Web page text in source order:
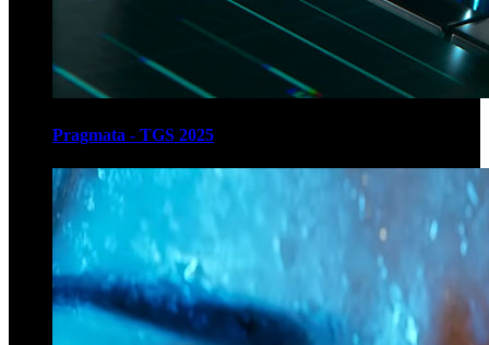
Pragmata - TGS 2025